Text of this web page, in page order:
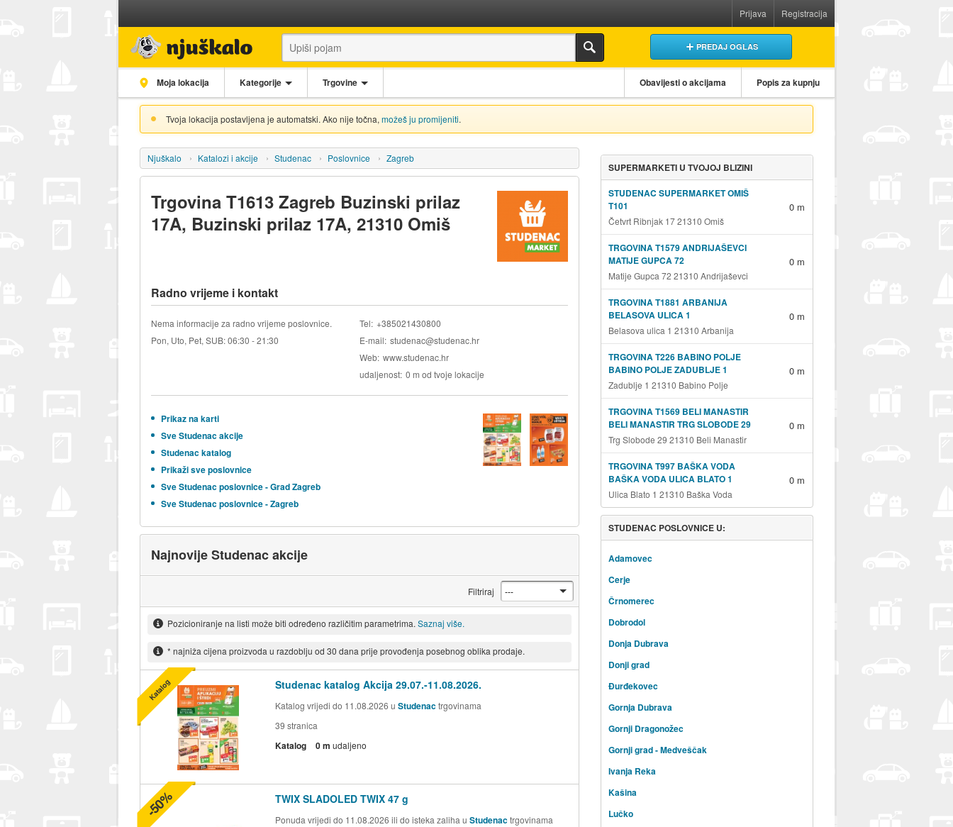
Prijava Registracija
PREDAJ OGLAS
Moja lokacija Kategorije Trgovine Obavijesti o akcijama Popis za kupnju
Tvoja lokacija postavljena je automatski. Ako nije točna, možeš ju promijeniti.
Njuškalo Katalozi i akcije Studenac Poslovnice Zagreb
Trgovina T1613 Zagreb Buzinski prilaz
17A, Buzinski prilaz 17A, 21310 Omiš
Radno vrijeme i kontakt
Nema informacije za radno vrijeme poslovnice.
Pon, Uto, Pet, SUB: 06:30 - 21:30
Tel +385021430800
E-mail studenac@studenac.hr
Web www.studenac.hr
udaljenost 0 m od tvoje lokacije
Prikaz na karti
Sve Studenac akcije
Studenac katalog
Prikaži sve poslovnice
Sve Studenac poslovnice - Grad Zagreb
Sve Studenac poslovnice - Zagreb
Najnovije Studenac akcije
Filtriraj
Pozicioniranje na listi može biti određeno različitim parametrima. Saznaj više.
* najniža cijena proizvoda u razdoblju od 30 dana prije provođenja posebnog oblika prodaje.
Studenac katalog Akcija 29.07.-11.08.2026.
Katalog vrijedi do 11.08.2026 u Studenactrgovinama
39 stranica
Katalog 0 m udaljeno
Katalog
TWIX SLADOLED TWIX 47 g
Ponuda vrijedi do 11.08.2026 ili do isteka zaliha u Studenactrgovinama
-50%
SUPERMARKETI U TVOJOJ BLIZINI
STUDENAC SUPERMARKET OMIŠ
T101
Četvrt Ribnjak 17 21310 Omiš
0 m
TRGOVINA T1579 ANDRIJAŠEVCI
MATIJE GUPCA 72
Matije Gupca 72 21310 Andrijaševci
0 m
TRGOVINA T1881 ARBANIJA
BELASOVA ULICA 1
Belasova ulica 1 21310 Arbanija
0 m
TRGOVINA T226 BABINO POLJE
BABINO POLJE ZADUBLJE 1
Zadublje 1 21310 Babino Polje
0 m
TRGOVINA T1569 BELI MANASTIR
BELI MANASTIR TRG SLOBODE 29
Trg Slobode 29 21310 Beli Manastir
0 m
TRGOVINA T997 BAŠKA VODA
BAŠKA VODA ULICA BLATO 1
Ulica Blato 1 21310 Baška Voda
0 m
STUDENAC POSLOVNICE U:
Adamovec
Cerje
Črnomerec
Dobrodol
Donja Dubrava
Donji grad
Đurđekovec
Gornja Dubrava
Gornji Dragonožec
Gornji grad - Medveščak
Ivanja Reka
Kašina
Lučko